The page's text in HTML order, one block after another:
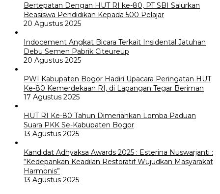
Bertepatan Dengan HUT RI ke-80, PT SBI Salurkan
Beasiswa Pendidikan Kepada 500 Pelajar
20 Agustus 2025
Indocement Angkat Bicara Terkait Insidental Jatuhan
Debu Semen Pabrik Citeureup
20 Agustus 2025
PWI Kabupaten Bogor Hadiri Upacara Peringatan HUT
Ke-80 Kemerdekaan RI, di Lapangan Tegar Beriman
17 Agustus 2025
HUT RI Ke-80 Tahun Dimeriahkan Lomba Paduan
Suara PKK Se-Kabupaten Bogor
13 Agustus 2025
Kandidat Adhyaksa Awards 2025 : Esterina Nuswarjanti :
“Kedepankan Keadilan Restoratif Wujudkan Masyarakat
Harmonis”
13 Agustus 2025